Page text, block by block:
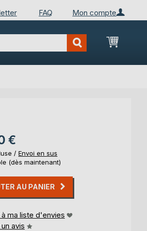
Mon compte
FAQ
Mon
€
/ Envoi en sus
(dès maintenant)
AU PANIER
ma liste d'envies
avis